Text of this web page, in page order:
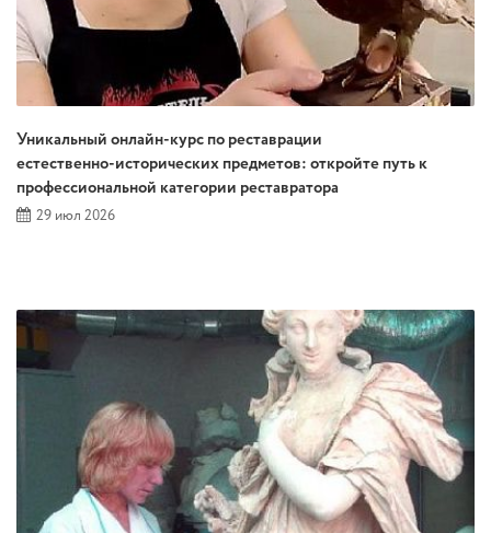
Уникальный онлайн‑курс по реставрации
естественно‑исторических предметов: откройте путь к
профессиональной категории реставратора
29 июл 2026